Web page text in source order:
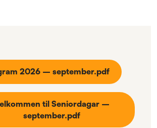
2026 – september.pdf
til Seniordagar –
september.pdf